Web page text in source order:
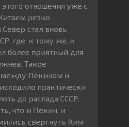
отношения уже с
резко
стал вновь
где, к тому же, к
более приятный для
Такое
между Пекином и
практически
до распада СССР.
что и Пекин, и
свергнуть Ким